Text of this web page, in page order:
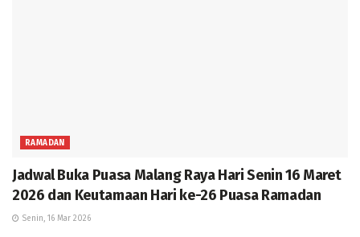
RAMADAN
Jadwal Buka Puasa Malang Raya Hari Senin 16 Maret
2026 dan Keutamaan Hari ke-26 Puasa Ramadan
Senin, 16 Mar 2026